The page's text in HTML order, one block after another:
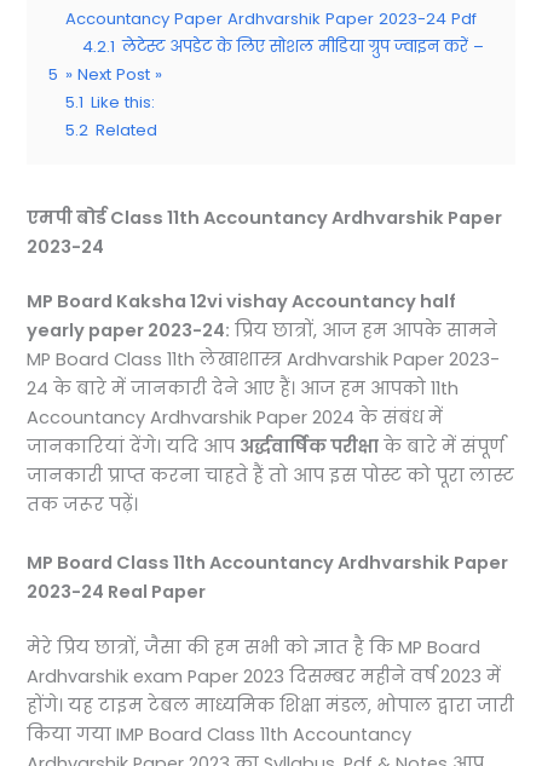
Accountancy Paper Ardhvarshik Paper 2023-24 Pdf
4.2.1 लेटेस्ट अपडेट के लिए सोशल मीडिया ग्रुप ज्वाइन करें –
5 » Next Post »
5.1 Like this:
5.2 Related
एमपी बोर्डClass 11th Accountancy Ardhvarshik Paper
2023-24
MP Board Kaksha 12vi vishay Accountancy half
yearly paper 2023-24: प्रिय छात्रों, आज हम आपके सामने
MP Board Class 11th लेखाशास्त्र Ardhvarshik Paper 2023-
24 के बारे में जानकारी देने आए हैं। आज हम आपको 11th
Accountancy Ardhvarshik Paper 2024 के संबंध में
जानकारियां देंगे। यदि आप अर्द्धवार्षिक परीक्षा के बारे में संपूर्ण
जानकारी प्राप्त करना चाहते हैं तो आप इस पोस्ट को पूरा लास्ट
तक जरूर पढ़ें।
MP Board Class 11th Accountancy Ardhvarshik Paper
2023-24 Real Paper
मेरे प्रिय छात्रों, जैसा की हम सभी को ज्ञात है कि MP Board
Ardhvarshik exam Paper 2023 दिसम्बर महीने वर्ष 2023 में
होंगे। यह टाइम टेबल माध्यमिक शिक्षा मंडल, भोपाल द्वारा जारी
किया गया IMP Board Class 11th Accountancy